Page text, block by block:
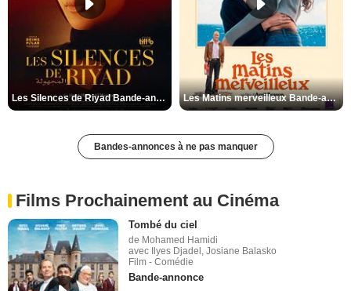
Les Silences de Riyad Bande-annonce VO STFR Les Matins merveilleux Bande-annonce VF
Bandes-annonces à ne pas manquer
Films Prochainement au Cinéma
Tombé du ciel
de Mohamed Hamidi
avec Ilyes Djadel, Josiane Balasko
Film - Comédie
Bande-annonce